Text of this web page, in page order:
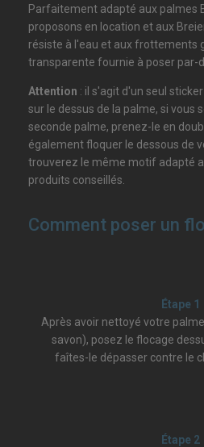
Parfaitement adapté aux palmes
proposons en location et aux
résiste à l'eau et aux frottements
transparente fournie à poser par-
Attention : il s'agit d'un seul
sur le dessus de la palme, si vous
seconde palme, prenez-le en
également floquer le dessous de
trouverez le même motif adapté
produits conseillés.
Comment poser un
Étape 1
Après avoir nettoyé votre
savon), posez le flocage
faîtes-le dépasser contre le
Étape 2